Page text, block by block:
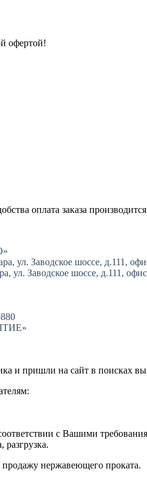
офертой!
оплата заказа
ул. Заводское шоссе, д.111,
ул. Заводское шоссе, д.111,
и пришли на сайт в поисках
с Вашими
разгрузка.
нержавеющего проката.